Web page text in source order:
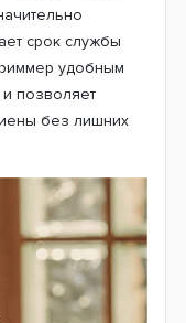
срок службы
удобным
позволяет
без лишних